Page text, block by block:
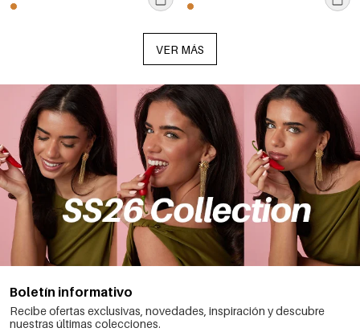
VER MÁS
Boletín informativo
Recibe ofertas exclusivas, novedades, inspiración y descubre
nuestras últimas colecciones.